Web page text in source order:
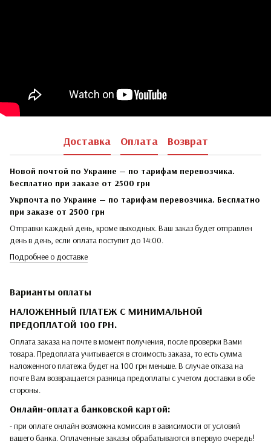
Доставка Оплата Возврат
Новой почтой по Украине — по тарифам перевозчика.
Бесплатно при заказе от 2500 грн
Укрпочта по Украине — по тарифам перевозчика. Бесплатно
при заказе от 2500 грн
Отправки каждый день, кроме выходных. Ваш заказ будет отправлен
день в день, если оплата поступит до 14:00.
Подробнее о доставке
Варианты оплаты
НАЛОЖЕННЫЙ ПЛАТЕЖ С МИНИМАЛЬНОЙ
ПРЕДОПЛАТОЙ 100 ГРН.
Оплата заказа на почте в момент получения, после проверки Вами
товара. Предоплата учитывается в стоимость заказа, то есть сумма
наложенного платежа будет на 100 грн меньше. В случае отказа на
почте Вам возвращается разница предоплаты с учетом доставки в обе
стороны.
Онлайн-оплата банковской картой:
- при оплате онлайн возможна комиссия в зависимости от условий
вашего банка. Оплаченные заказы обрабатываются в первую очередь!